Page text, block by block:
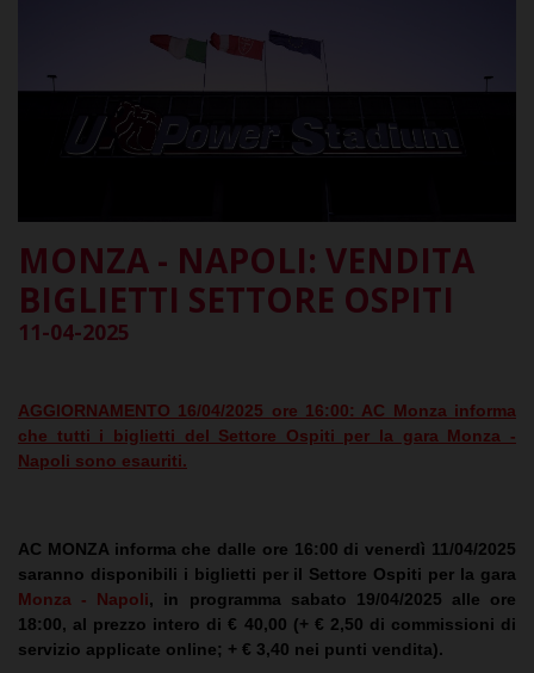
MONZA - NAPOLI: VENDITA
BIGLIETTI SETTORE OSPITI
11-04-2025
AGGIORNAMENTO 16/04/2025 ore 16:00: AC Monza informa
che tutti i biglietti del Settore Ospiti per la gara Monza -
Napoli sono esauriti.
AC MONZA informa che dalle ore 16:00 di venerdì 11/04/2025
saranno disponibili i biglietti per il Settore Ospiti per la gara
Monza - Napoli, in programma sabato 19/04/2025 alle ore
18:00, al prezzo intero di€ 40,00 (+ € 2,50 di commissioni di
servizio applicate online; + € 3,40 nei punti vendita).